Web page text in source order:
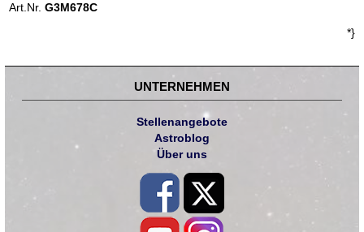
Art.Nr.G3M678C
*}
UNTERNEHMEN
Stellenangebote
Astroblog
Über uns